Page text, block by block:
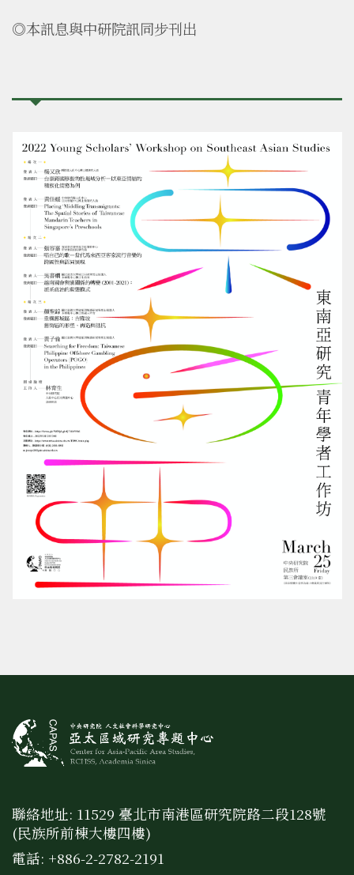
◎本訊息與中研院訊同步刊出
聯絡地址: 11529 臺北市南港區研究院路二段128號
(民族所前棟大樓四樓)
電話: +886-2-2782-2191